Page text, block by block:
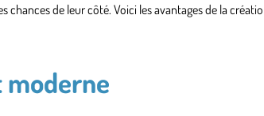
de leur côté. Voici les avantages de la
moderne